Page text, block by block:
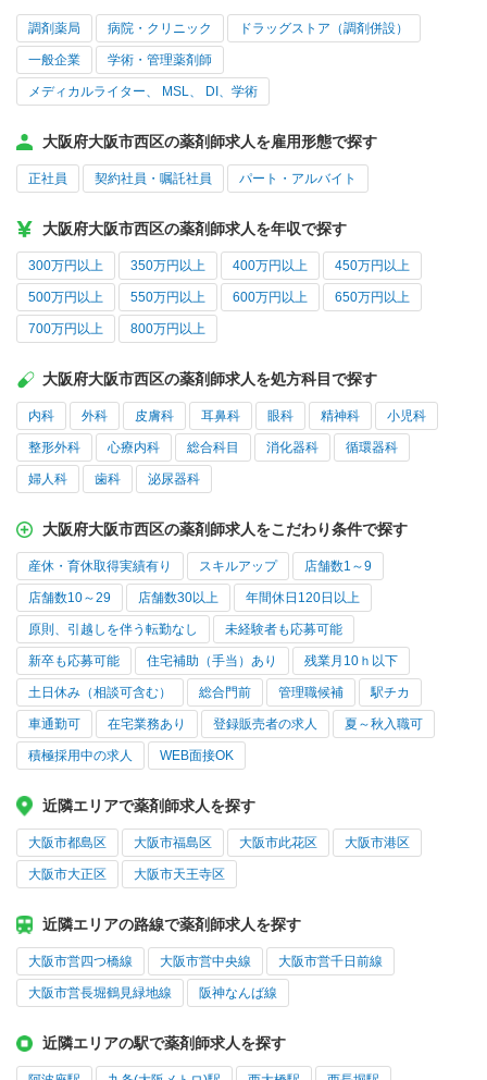
調剤薬局 病院・クリニック ドラッグストア（調剤併設）
一般企業 学術・管理薬剤師
メディカルライター、 MSL、 DI、学術
大阪府大阪市西区の薬剤師求人を雇用形態で探す
正社員 契約社員・嘱託社員 パート・アルバイト
大阪府大阪市西区の薬剤師求人を年収で探す
300万円以上 350万円以上 400万円以上 450万円以上
500万円以上 550万円以上 600万円以上 650万円以上
700万円以上 800万円以上
大阪府大阪市西区の薬剤師求人を処方科目で探す
内科 外科 皮膚科 耳鼻科 眼科 精神科 小児科
整形外科 心療内科 総合科目 消化器科 循環器科
婦人科 歯科 泌尿器科
大阪府大阪市西区の薬剤師求人をこだわり条件で探す
産休・育休取得実績有り スキルアップ 店舗数1～9
店舗数10～29 店舗数30以上 年間休日120日以上
原則、引越しを伴う転勤なし 未経験者も応募可能
新卒も応募可能 住宅補助（手当）あり 残業月10ｈ以下
土日休み（相談可含む） 総合門前 管理職候補 駅チカ
車通勤可 在宅業務あり 登録販売者の求人 夏～秋入職可
積極採用中の求人 WEB面接OK
近隣エリアで薬剤師求人を探す
大阪市都島区 大阪市福島区 大阪市此花区 大阪市港区
大阪市大正区 大阪市天王寺区
近隣エリアの路線で薬剤師求人を探す
大阪市営四つ橋線 大阪市営中央線 大阪市営千日前線
大阪市営長堀鶴見緑地線 阪神なんば線
近隣エリアの駅で薬剤師求人を探す